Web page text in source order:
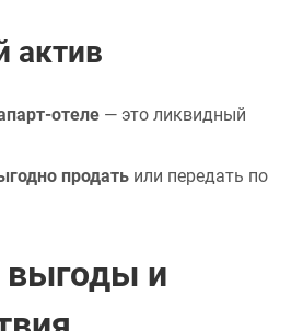
актив
отеле — это ликвидный
продать или передать по
выгоды и